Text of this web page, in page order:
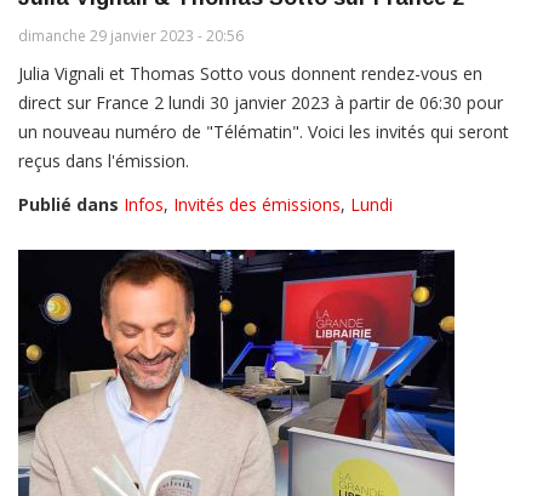
dimanche 29 janvier 2023 - 20:56
Julia Vignali et Thomas Sotto vous donnent rendez-vous en
direct sur France 2 lundi 30 janvier 2023 à partir de 06:30 pour
un nouveau numéro de "Télématin". Voici les invités qui seront
reçus dans l'émission.
Publié dans Infos, Invités des émissions, Lundi